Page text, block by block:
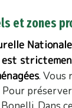
et zones
est
. Vous
Pour